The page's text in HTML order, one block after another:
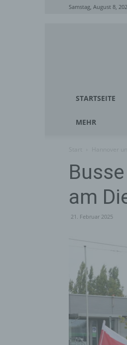
Samstag, August 8,
STARTSEITE
MEHR
am
21. Februar 2025